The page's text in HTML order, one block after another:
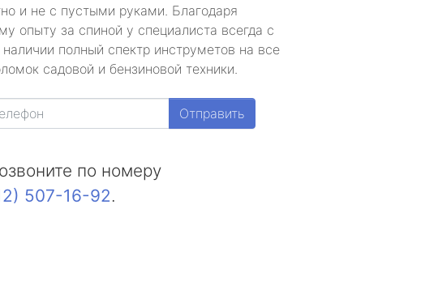
и не с пустыми руками. Благодаря
опыту за спиной у специалиста всегда с
полный спектр инструметов на все
садовой и бензиновой техники.
Отправить
по номеру
507-16-92.